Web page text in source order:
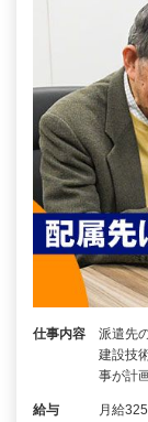
仕事内容
派遣先
建設技
事が計
給与
月給